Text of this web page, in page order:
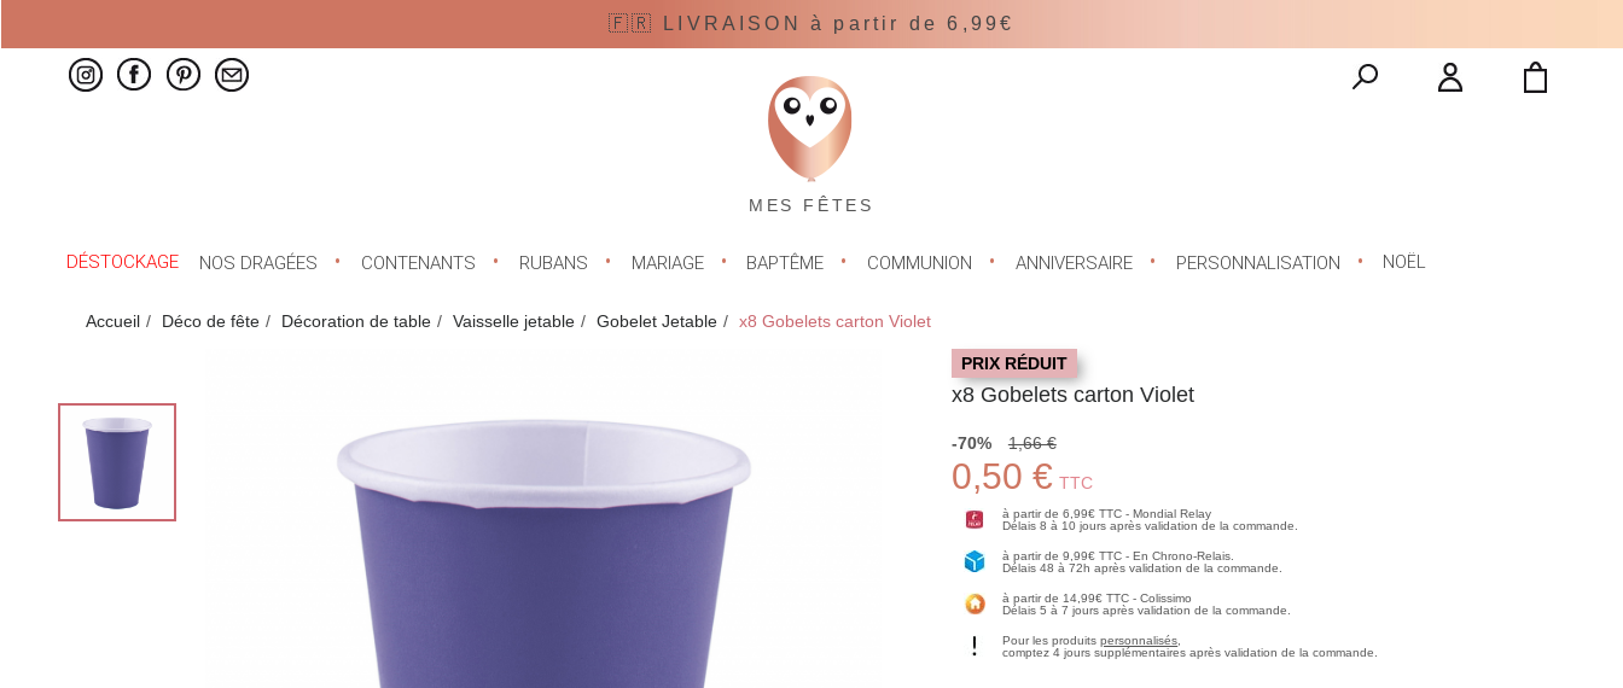
🇫🇷 LIVRAISON à partir de 6,99€
MES FÊTES
DÉSTOCKAGE NOS DRAGÉES CONTENANTS RUBANS MARIAGE BAPTÊME COMMUNION ANNIVERSAIRE PERSONNALISATION NOËL
Accueil Déco de fête Décoration de table Vaisselle jetable Gobelet Jetable x8 Gobelets carton Violet
PRIX RÉDUIT
x8 Gobelets carton Violet
-70% 1,66 €
0,50 € TTC
à partir de 6,99€ TTC - Mondial Relay
Délais 8 à 10 jours après validation de la commande.
à partir de 9,99€ TTC - En Chrono-Relais.
Délais 48 à 72h après validation de la commande.
à partir de 14,99€ TTC - Colissimo
Délais 5 à 7 jours après validation de la commande.
Pour les produitspersonnalisés
comptez 4 jours supplémentaires après validation de la commande.